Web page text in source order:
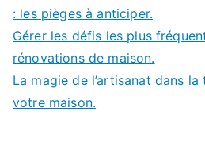
: les pièges à anticiper.
Gérer les défis les plus
rénovations de maison.
La magie de l’artisanat dans
votre maison.